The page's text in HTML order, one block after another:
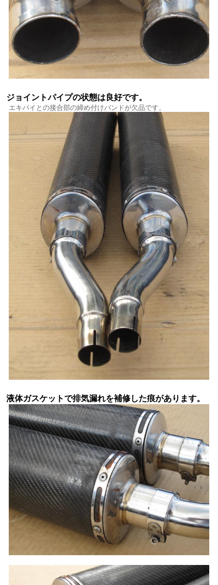
ジョイントパイプの状態は良好です。
エキパイとの接合部の締め付けバンドが欠品です。
液体ガスケットで排気漏れを補修した痕があります。